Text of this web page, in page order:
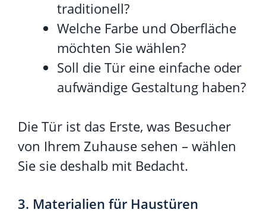
traditionell?
Welche Farbe und Oberfläche
möchten Sie wählen?
Soll die Tür eine einfache oder
aufwändige Gestaltung haben?
Die Tür ist das Erste, was Besucher
von Ihrem Zuhause sehen – wählen
Sie sie deshalb mit Bedacht.
3. Materialien für Haustüren